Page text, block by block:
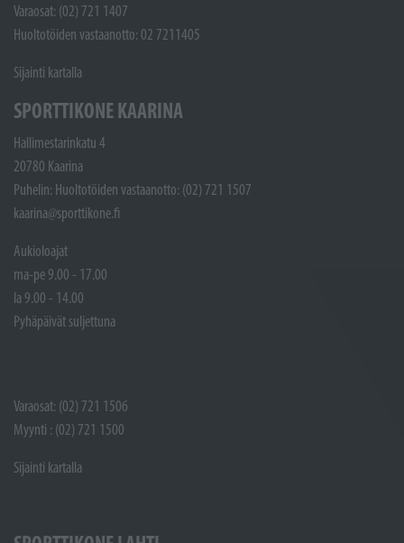
Varaosat: (02) 721 1407
Huoltotöiden vastaanotto: 02 7211405
Sijainti kartalla
SPORTTIKONE KAARINA
Hallimestarinkatu 4
20780 Kaarina
Puhelin: Huoltotöiden vastaanotto: (02) 721 1507
kaarina@sporttikone.fi
Aukioloajat
ma-pe 9.00 - 17.00
la 9.00 - 14.00
Pyhäpäivät suljettuna
Varaosat: (02) 721 1506
Myynti : (02) 721 1500
Sijainti kartalla